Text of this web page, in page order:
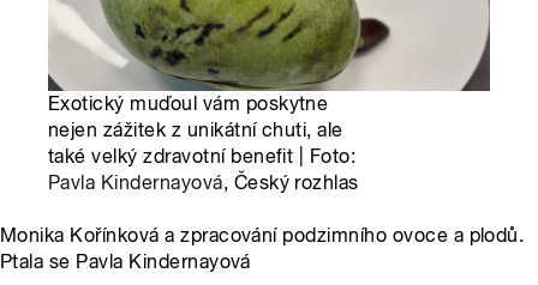
Exotický muďoul vám poskytne
nejen zážitek z unikátní chuti, ale
také velký zdravotní benefit | Foto:
Pavla Kindernayová, Český rozhlas
Monika Kořínková a zpracování podzimního ovoce a plodů.
Ptala se Pavla Kindernayová